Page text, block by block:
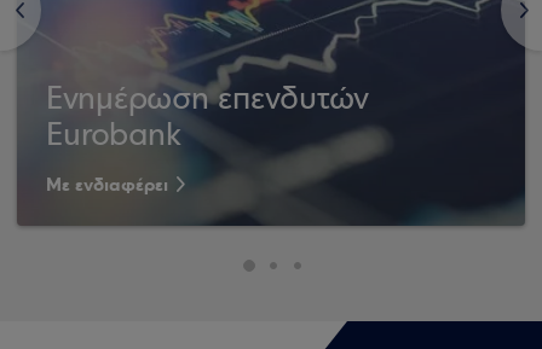
<
Ενημέρωση επενδυτών
Eurobank
Με ενδιαφέρει
>